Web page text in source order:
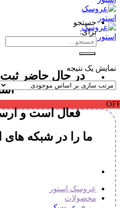
در حال حاضر
فعال است و
ما را در شبکه های
عروسک استور
محصولات
جستجو
برای:
نمایش یک نتیجه